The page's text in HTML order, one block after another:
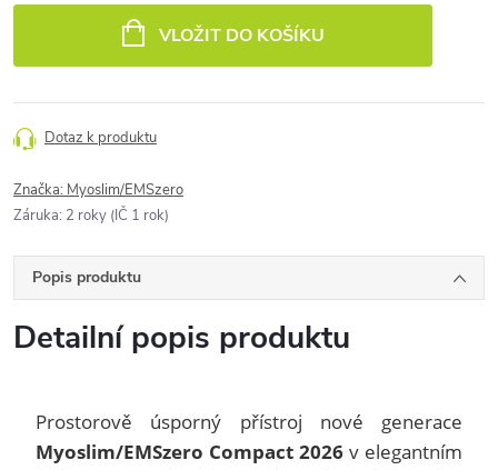
VLOŽIT DO KOŠÍKU
Dotaz k produktu
Značka: Myoslim/EMSzero
Záruka: 2 roky (IČ 1 rok)
Popis produktu
Detailní popis produktu
Prostorově úsporný přístroj nové generace
Myoslim/EMSzero Compact 2026 v elegantním